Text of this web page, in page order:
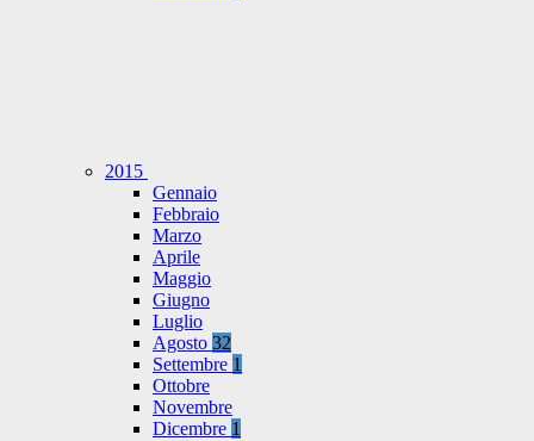
2015
Gennaio
Febbraio
Marzo
Aprile
Maggio
Giugno
Luglio
Agosto 32
Settembre 1
Ottobre
Novembre
Dicembre 1